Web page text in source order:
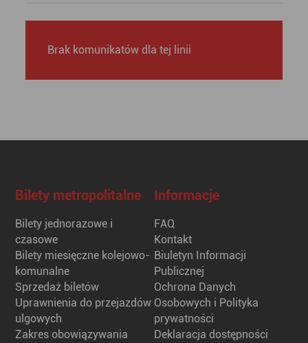
Brak komunikatów dla tej linii
Bilety metropolitalne
Bilety jednorazowe i
czasowe
Bilety miesięczne kolejowo-
komunalne
Sprzedaż biletów
Uprawnienia do przejazdów
ulgowych
Zakres obowiązywania
Informacje
FAQ
Kontakt
Biuletyn Informacji
Publicznej
Ochrona Danych
Osobowych i Polityka
prywatności
Deklaracja dostępności